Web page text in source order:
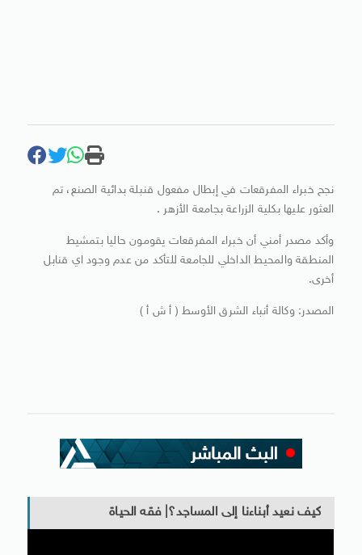
نجح خبراء المفرقعات في إبطال مفعول قنبلة بدائية الصنع، تم
العثور عليها بكلية الزراعة بجامعة الأزهر .
وأكد مصدر أمني أن خبراء المفرقعات يقومون حاليا بتمشيط
المنطقة والمحيط الداخلي للجامعة للتأكد من عدم وجود اي قنابل
أخرى.
المصدر: وكالة أنباء الشرق الأوسط ( أ ش أ )
كيف نعيد أبناءنا إلى المساجد؟| فقه الحياة